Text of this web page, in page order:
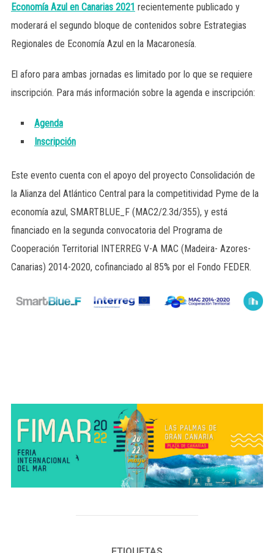
Economía Azul en Canarias 2021 recientemente publicado y
moderará el segundo bloque de contenidos sobre Estrategias
Regionales de Economía Azul en la Macaronesía.
El aforo para ambas jornadas es limitado por lo que se requiere
inscripción. Para más información sobre la agenda e inscripción:
Agenda
Inscripción
Este evento cuenta con el apoyo del proyecto Consolidación de
la Alianza del Atlántico Central para la competitividad Pyme de la
economía azul, SMARTBLUE_F (MAC2/2.3d/355), y está
financiado en la segunda convocatoria del Programa de
Cooperación Territorial INTERREG V-A MAC (Madeira- Azores-
Canarias) 2014-2020, cofinanciado al 85% por el Fondo FEDER.